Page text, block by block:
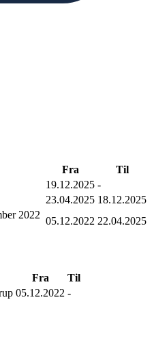
Fra
Til
19.12.2025 -
23.04.2025 18.12.2025
2022
05.12.2022 22.04.2025
Fra
Til
05.12.2022 -